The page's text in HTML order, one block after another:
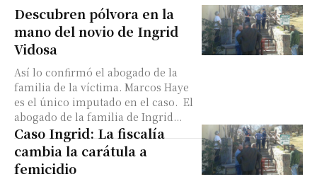
Descubren pólvora en la
mano del novio de Ingrid
Vidosa
Así lo confirmó el abogado de la
familia de la víctima. Marcos Haye
es el único imputado en el caso. El
abogado de la familia de Ingrid...
Caso Ingrid: La fiscalía
cambia la carátula a
femicidio